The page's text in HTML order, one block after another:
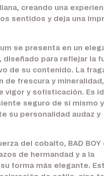
creando una
sentidos y deja una
se presenta en un
diseñado para reflejar la
de su contenido. La
de frescura y
vigor y sofisticación. Es
seguro de sí mismo
su personalidad audaz y
del cobalto, BAD BOY
de hermandad y a la
forma más elegante.